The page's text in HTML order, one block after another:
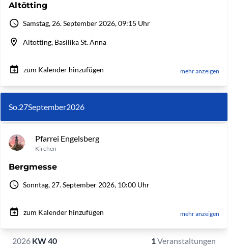
Altötting
Samstag, 26. September 2026, 09:15 Uhr
Altötting, Basilika St. Anna
zum Kalender hinzufügen mehr anzeigen
So.27September2026
Pfarrei Engelsberg
Kirchen
Bergmesse
Sonntag, 27. September 2026, 10:00 Uhr
zum Kalender hinzufügen mehr anzeigen
2026 KW 40 1Veranstaltungen